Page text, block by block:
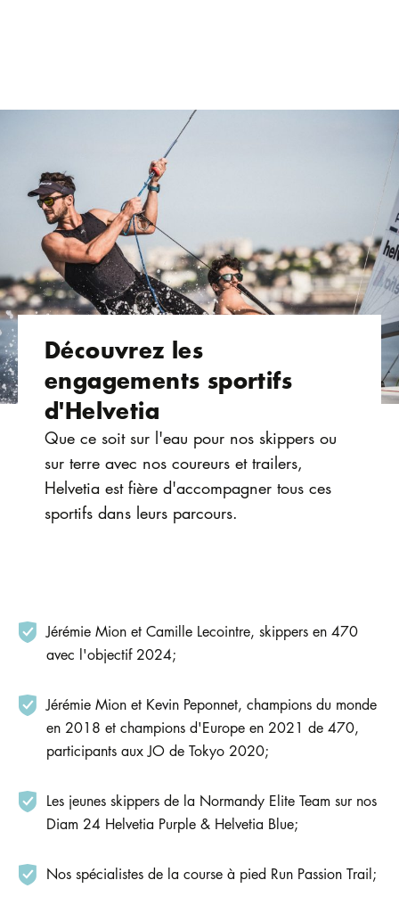
Découvrez les
engagements sportifs
d'Helvetia
Que ce soit sur l'eau pour nos skippers ou
sur terre avec nos coureurs et trailers,
Helvetia est fière d'accompagner tous ces
sportifs dans leurs parcours.
Jérémie Mion et Camille Lecointre, skippers en 470
avec l'objectif 2024;
Jérémie Mion et Kevin Peponnet, champions du monde
en 2018 et champions d'Europe en 2021 de 470,
participants aux JO de Tokyo 2020;
Les jeunes skippers de la Normandy Elite Team sur nos
Diam 24 Helvetia Purple & Helvetia Blue;
Nos spécialistes de la course à pied Run Passion Trail;